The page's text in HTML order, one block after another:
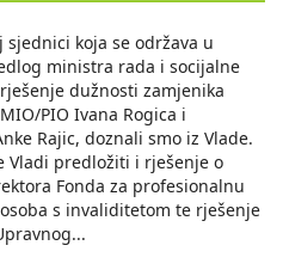
sjednici koja se održava u
ministra rada i socijalne
dužnosti zamjenika
PIO Ivana Rogica i
Rajic, doznali smo iz Vlade.
Vladi predložiti i rješenje o
Fonda za profesionalnu
s invaliditetom te rješenje
...